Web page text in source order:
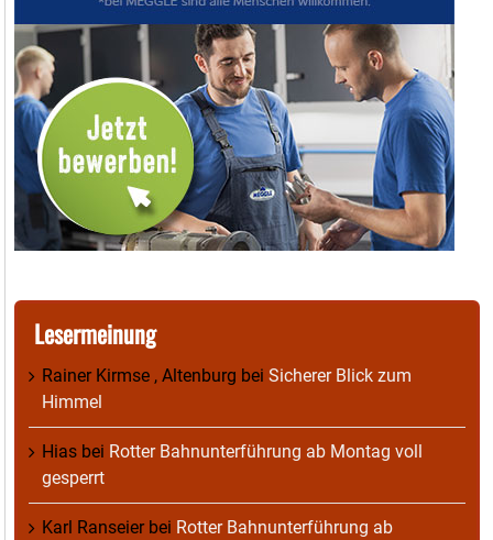
Lesermeinung
Rainer Kirmse , Altenburg bei Sicherer Blick zum
Himmel
Hias bei Rotter Bahnunterführung ab Montag voll
gesperrt
Karl Ranseierbei Rotter Bahnunterführung ab